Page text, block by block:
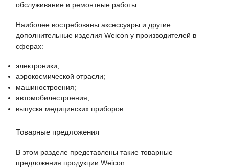
обслуживание и ремонтные работы.
Наиболее востребованы аксессуары и другие
дополнительные изделия Weicon у производителей в
сферах:
электроники;
аэрокосмической отрасли;
машиностроения;
автомобилестроения;
выпуска медицинских приборов.
Товарные предложения
В этом разделе представлены такие товарные
предложения продукции Weicon: